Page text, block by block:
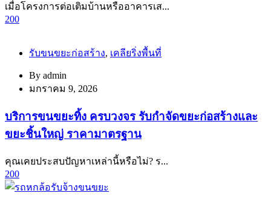
เมื่อโครงการต่อเติมบ้านหรืออาคารเส...
200
รับขนขยะก่อสร้าง, เคลียริ่งพื้นที่
By admin
มกราคม 9, 2026
บริการขนขยะทิ้ง ครบวงจร รับกำจัดขยะก่อสร้างและ
ขยะชิ้นใหญ่ ราคามาตรฐาน
คุณเคยประสบปัญหาเหล่านี้หรือไม่? ร...
200